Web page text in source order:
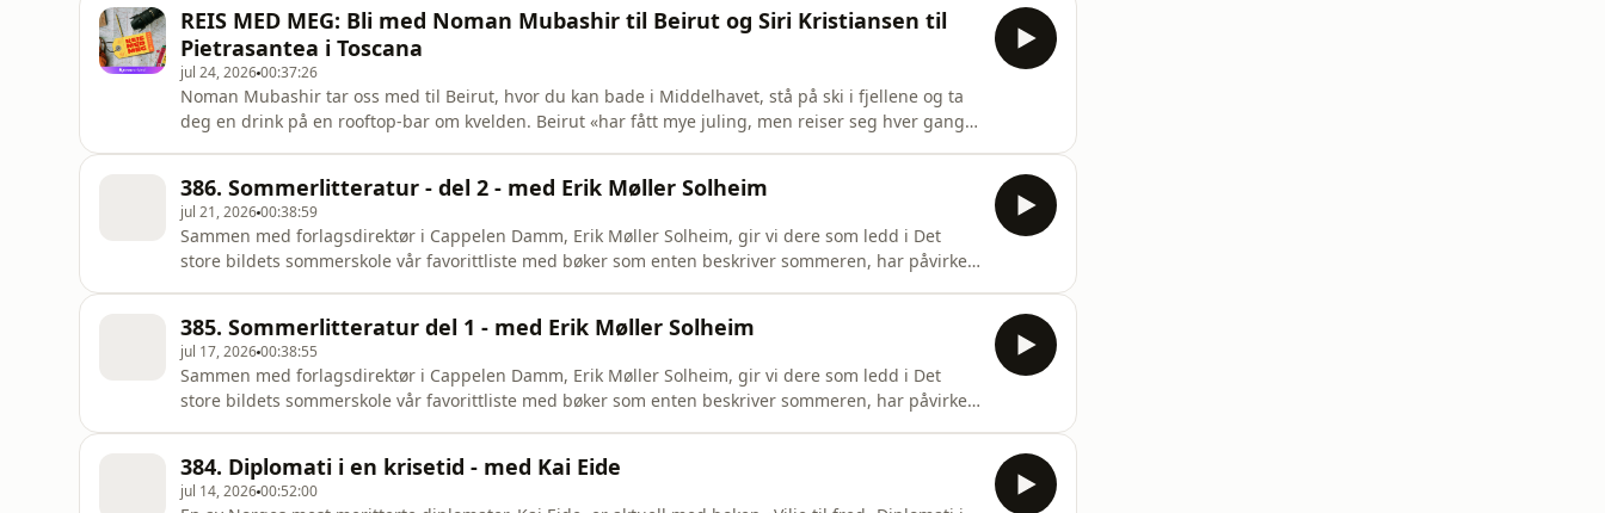
tid til å komme innom Det store
REIS MED MEG: Bli med Noman Mubashir til Beirut og Siri Kristiansen til
Pietrasantea i Toscana
jul 24, 202600:37:26
Noman Mubashir tar oss med til Beirut, hvor du kan bade i Middelhavet, stå på ski i fjellene og ta
deg en drink på en rooftop-bar om kvelden. Beirut «har fått mye juling, men reiser seg hver gang»,
Pietrasanta føl
386. Sommerlitteratur - del 2 - med Erik Møller Solheim
jul 21, 202600:38:59
Sammen med forlagsdirektør i Cappelen Damm, Erik Møller Solheim, gir vi dere som ledd i Det
store bildets sommerskole vår favorittliste med bøker som enten beskriver sommeren, har påvirket
Vonnegut – Breakfeast of champi
385. Sommerlitteratur del 1 - med Erik Møller Solheim
jul 17, 202600:38:55
Sammen med forlagsdirektør i Cappelen Damm, Erik Møller Solheim, gir vi dere som ledd i Det
store bildets sommerskole vår favorittliste med bøker som enten beskriver sommeren, har påvirket
Moby Dick L. Scott Fitzgerald – T
384. Diplomati i en krisetid - med Kai Eide
jul 14, 202600:52:00